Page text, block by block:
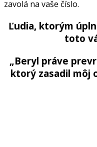
zavolá na vaše číslo.
Ľudia, ktorým
toto
„Beryl práve
ktorý zasadil môj